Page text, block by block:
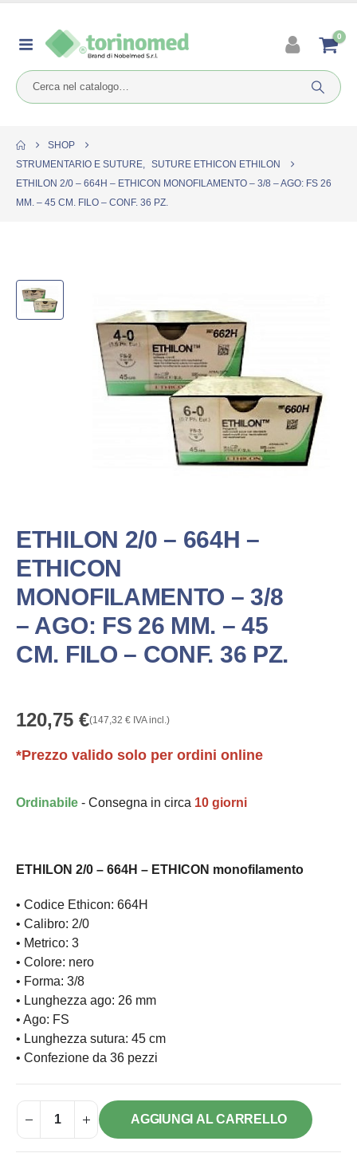
0
SHOP
STRUMENTARIO E SUTURE, SUTURE ETHICON ETHILON
ETHILON 2/0 – 664H – ETHICON MONOFILAMENTO – 3/8 – AGO: FS 26
MM. – 45 CM. FILO – CONF. 36 PZ.
ETHILON 2/0 – 664H –
ETHICON
MONOFILAMENTO – 3/8
– AGO: FS 26 MM. – 45
CM. FILO – CONF. 36 PZ.
120,75 €(147,32 € IVA incl.)
*Prezzo valido solo per ordini online
Ordinabile - Consegna in circa 10 giorni
ETHILON 2/0 – 664H – ETHICON monofilamento
• Codice Ethicon: 664H
• Calibro: 2/0
• Metrico: 3
• Colore: nero
• Forma: 3/8
• Lunghezza ago: 26 mm
• Ago: FS
• Lunghezza sutura: 45 cm
• Confezione da 36 pezzi
AGGIUNGI AL CARRELLO